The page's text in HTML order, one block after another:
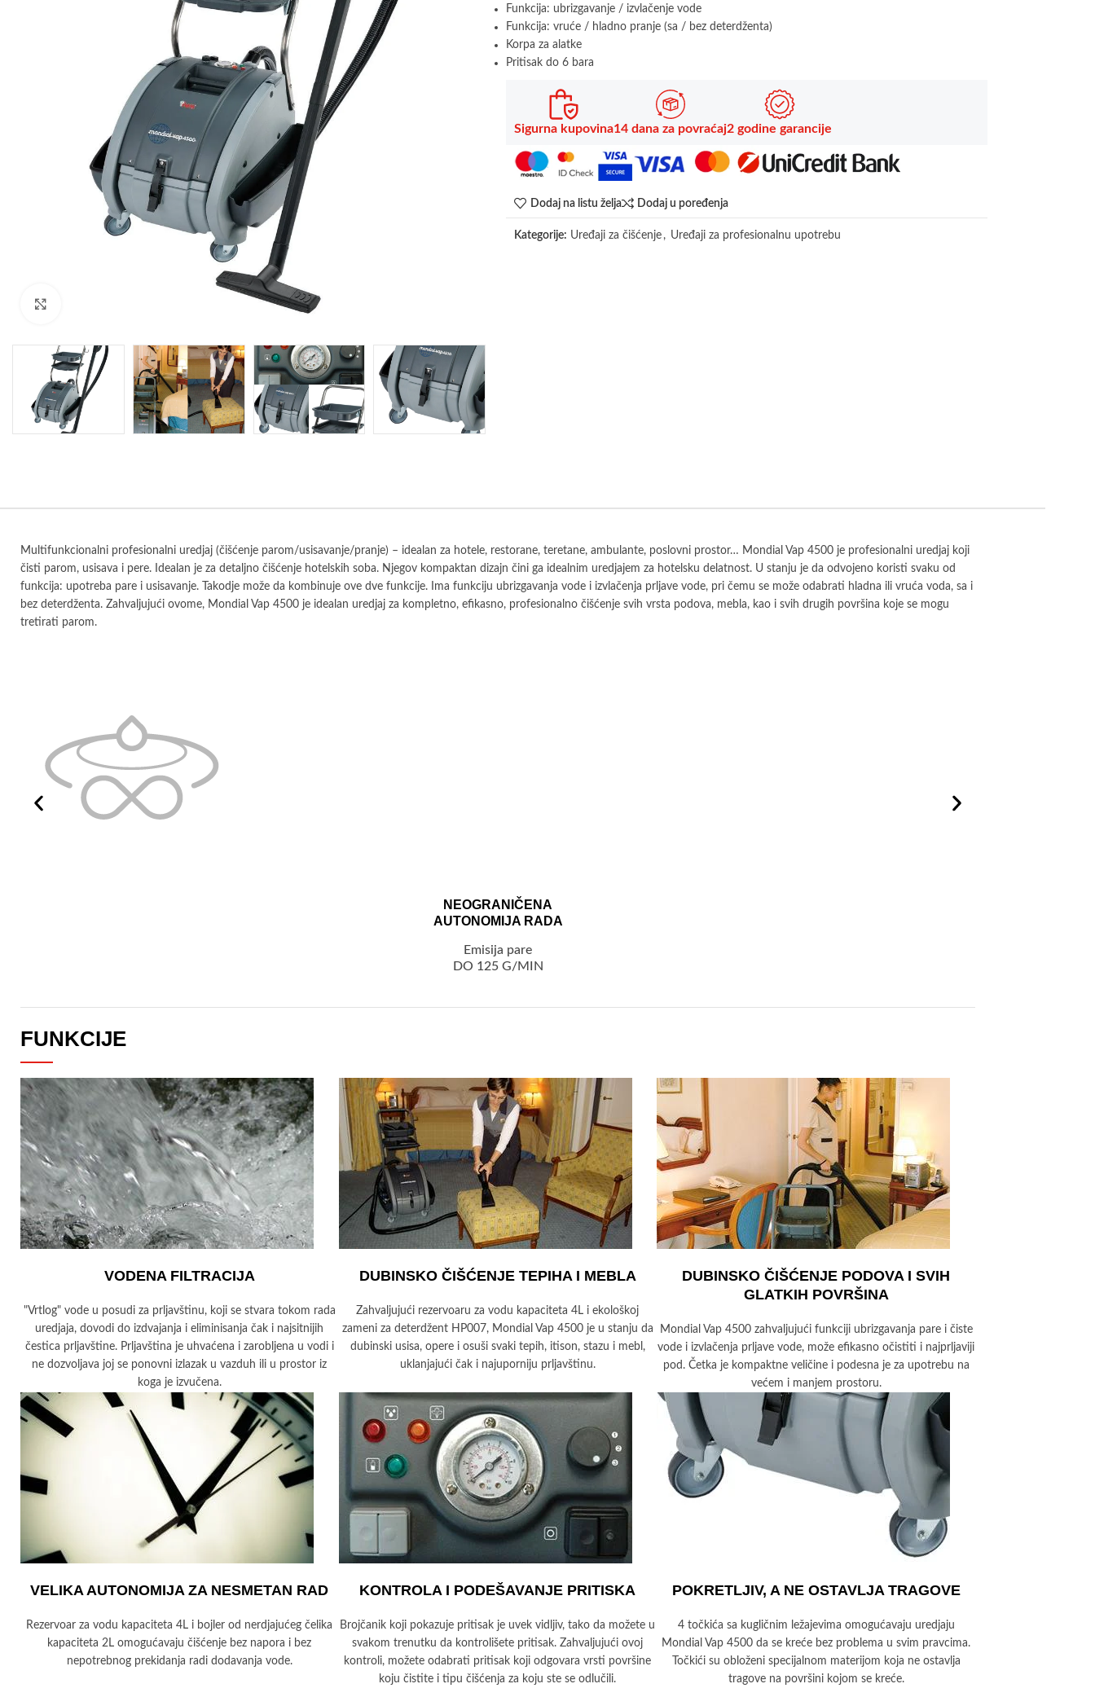
Funkcija: ubrizgavanje / izvlačenje vode
Funkcija: vruće / hladno pranje (sa / bez deterdženta)
Korpa za alatke
Pritisak do 6 bara
Sigurna kupovina14 dana za povraćaj2 godine garancije
Dodaj na listu želja Dodaj u poređenja
Kategorije: Uređaji za čišćenje , Uređaji za profesionalnu upotrebu
Multifunkcionalni profesionalni uredjaj (čišćenje parom/usisavanje/pranje) – idealan za hotele, restorane, teretane, ambulante, poslovni prostor… Mondial Vap 4500 je profesionalni uredjaj koji
čisti parom, usisava i pere. Idealan je za detaljno čišćenje hotelskih soba. Njegov kompaktan dizajn čini ga idealnim uredjajem za hotelsku delatnost. U stanju je da odvojeno koristi svaku od
funkcija: upotreba pare i usisavanje. Takodje može da kombinuje ove dve funkcije. Ima funkciju ubrizgavanja vode i izvlačenja prljave vode, pri čemu se može odabrati hladna ili vruća voda, sa i
bez deterdženta. Zahvaljujući ovome, Mondial Vap 4500 je idealan uredjaj za kompletno, efikasno, profesionalno čišćenje svih vrsta podova, mebla, kao i svih drugih površina koje se mogu
tretirati parom.
NEOGRANIČENA
AUTONOMIJA RADA
Emisija pare
DO 125 G/MIN
FUNKCIJE
VODENA FILTRACIJA
"Vrtlog" vode u posudi za prljavštinu, koji se stvara tokom rada
uredjaja, dovodi do izdvajanja i eliminisanja čak i najsitnijih
čestica prljavštine. Prljavština je uhvaćena i zarobljena u vodi i
ne dozvoljava joj se ponovni izlazak u vazduh ili u prostor iz
koga je izvučena.
DUBINSKO ČIŠĆENJE TEPIHA I MEBLA
Zahvaljujući rezervoaru za vodu kapaciteta 4L i ekološkoj
zameni za deterdžent HP007, Mondial Vap 4500 je u stanju da
dubinski usisa, opere i osuši svaki tepih, itison, stazu i mebl,
uklanjajući čak i najuporniju prljavštinu.
DUBINSKO ČIŠĆENJE PODOVA I SVIH
GLATKIH POVRŠINA
Mondial Vap 4500 zahvaljujući funkciji ubrizgavanja pare i čiste
vode i izvlačenja prljave vode, može efikasno očistiti i najprljaviji
pod. Četka je kompaktne veličine i podesna je za upotrebu na
većem i manjem prostoru.
VELIKA AUTONOMIJA ZA NESMETAN RAD
Rezervoar za vodu kapaciteta 4L i bojler od nerdjajućeg čelika
kapaciteta 2L omogućavaju čišćenje bez napora i bez
nepotrebnog prekidanja radi dodavanja vode.
KONTROLA I PODEŠAVANJE PRITISKA
Brojčanik koji pokazuje pritisak je uvek vidljiv, tako da možete u
svakom trenutku da kontrolišete pritisak. Zahvaljujući ovoj
kontroli, možete odabrati pritisak koji odgovara vrsti površine
koju čistite i tipu čišćenja za koju ste se odlučili.
POKRETLJIV, A NE OSTAVLJA TRAGOVE
4 točkića sa kugličnim ležajevima omogućavaju uredjaju
Mondial Vap 4500 da se kreće bez problema u svim pravcima.
Točkići su obloženi specijalnom materijom koja ne ostavlja
tragove na površini kojom se kreće.